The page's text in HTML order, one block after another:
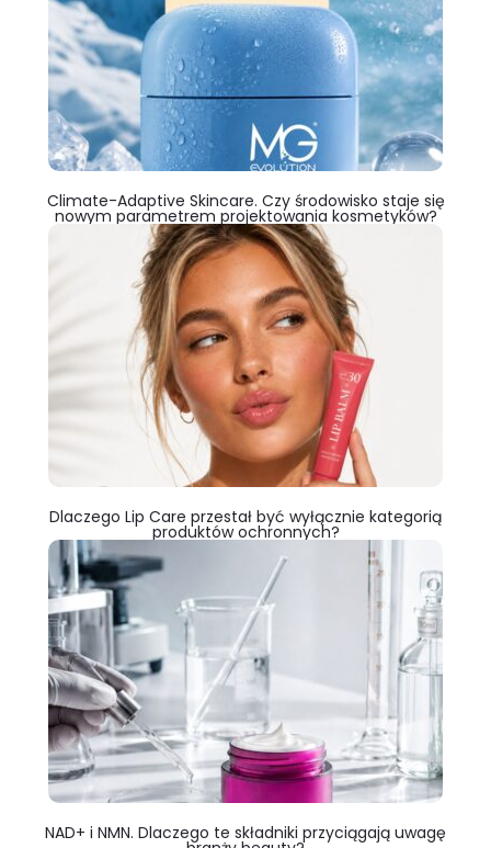
Climate-Adaptive Skincare. Czy środowisko staje się
nowym parametrem projektowania kosmetyków?
Dlaczego Lip Care przestał być wyłącznie kategorią
produktów ochronnych?
NAD+ i NMN. Dlaczego te składniki przyciągają uwagę